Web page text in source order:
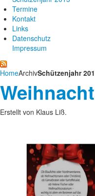
Termine
Kontakt
Links
Datenschutz
Impressum
HomeArchivSchützenjahr
Erstellt von Klaus Liß.